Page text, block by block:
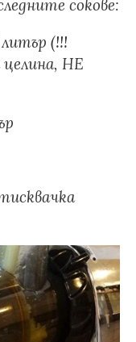
сокове:
(!!!
целина, НЕ